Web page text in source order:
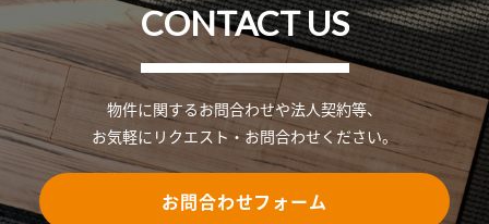
CONTACT US
物件に関するお問合わせや法人契約等、
お気軽にリクエスト・お問合わせください。
お問合わせフォーム